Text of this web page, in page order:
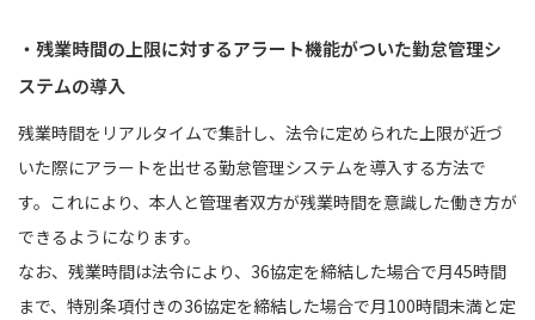
・残業時間の上限に対するアラート機能がついた勤怠管理シ
ステムの導入
残業時間をリアルタイムで集計し、法令に定められた上限が近づ
いた際にアラートを出せる勤怠管理システムを導入する方法で
す。これにより、本人と管理者双方が残業時間を意識した働き方が
できるようになります。
なお、残業時間は法令により、36協定を締結した場合で月45時間
まで、特別条項付きの36協定を締結した場合で月100時間未満と定